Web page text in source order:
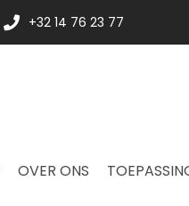
+32 14 76 23 77
OVER ONS